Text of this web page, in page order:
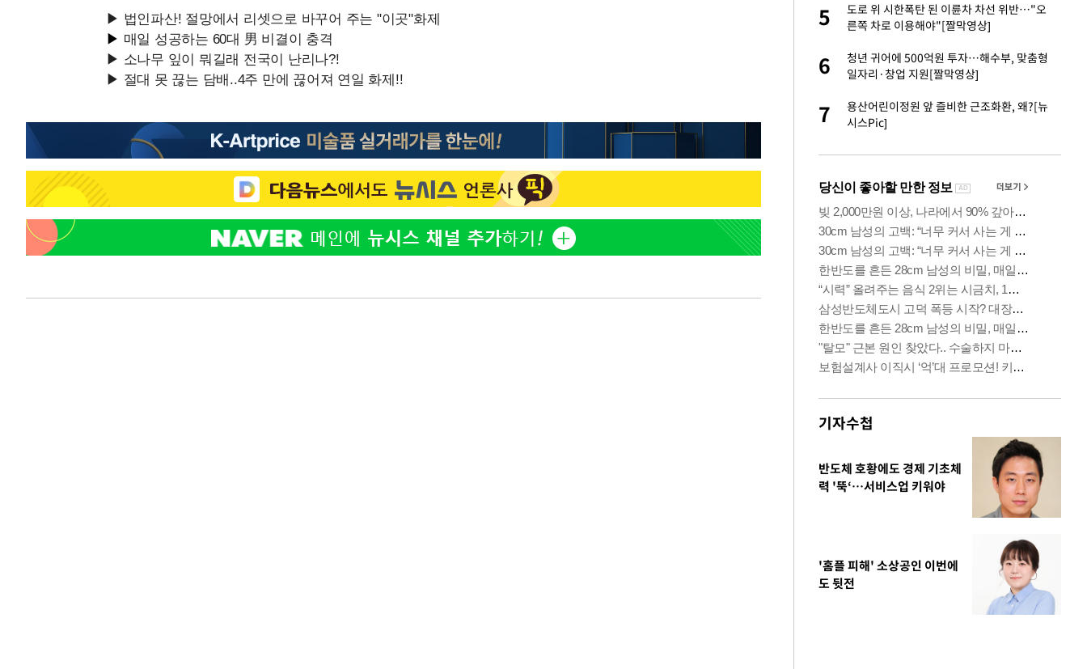
신의 기회로 삼겠다"
5
도로 위 시한폭탄 된 이륜차 차선 위반…"오
른쪽 차로 이용해야"[짤막영상]
6
청년 귀어에 500억원 투자…해수부, 맞춤형
일자리·창업 지원[짤막영상]
7
용산어린이정원 앞 즐비한 근조화환, 왜?[뉴
시스Pic]
기자수첩
반도체 호황에도 경제 기초체
력 '뚝‘…서비스업 키워야
'홈플 피해' 소상공인 이번에
도 뒷전